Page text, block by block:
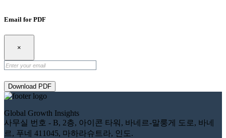
Email for PDF
×
Download PDF
Global Growth Insights
사무실 번호 - B, 2층, 아이콘 타워, 바네르-말룽게 도로, 바네
르, 푸네 411045, 마하라슈트라, 인도.